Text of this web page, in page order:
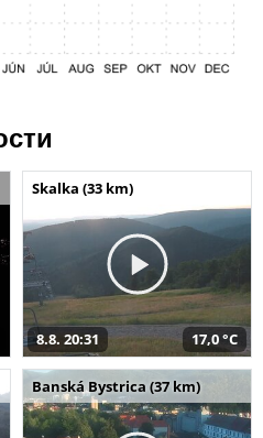
Skalka (33 km)
8.8. 20:31 17,0 °C
Banská Bystrica (37 km)